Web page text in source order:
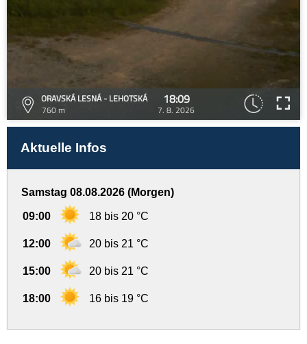
ORAVSKÁ LESNÁ - LEHOTSKÁ
760 m
18:09
7. 8. 2026
Aktuelle Infos
Samstag 08.08.2026 (Morgen)
09:00 18 bis 20 °C
12:00 20 bis 21 °C
15:00 20 bis 21 °C
18:00 16 bis 19 °C